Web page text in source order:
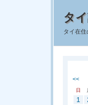
タ
タイ在
<<
日
1